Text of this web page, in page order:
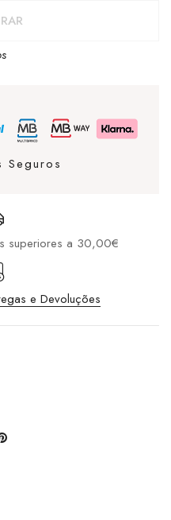
Seguros
superiores a 30,00€
e Devoluções